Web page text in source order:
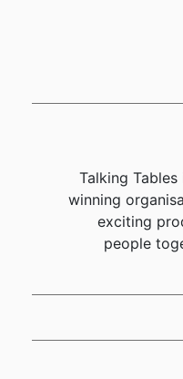
Talking
winning
exciting
people